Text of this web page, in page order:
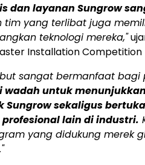
dan layanan Sungrow
tim yang terlibat juga
teknologi mereka,"
Installation Competition
sangat bermanfaat bagi
wadah untuk
Sungrow sekaligus
lain di industri.
yang didukung merek